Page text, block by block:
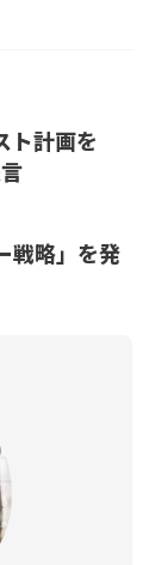
ト計画を
戦略」を発